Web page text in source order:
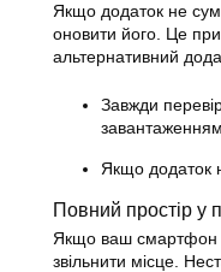
Якщо додаток не
оновити його. Це
альтернативний
Завжди
завантаженням.
Якщо додаток
Повний простір у
Якщо ваш смартфон
звільнити місце.